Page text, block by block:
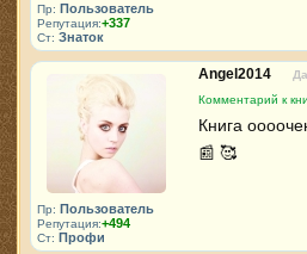
Пр: Пользователь
Репутация:+337
Ст: Знаток
Пр: Пользователь
Репутация:+494
Ст: Профи
Angel2014
Комментарий к
Книга
📰 🥰